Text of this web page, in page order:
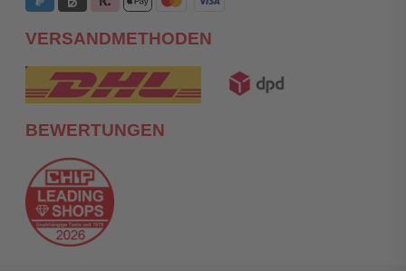
VERSANDMETHODEN
BEWERTUNGEN